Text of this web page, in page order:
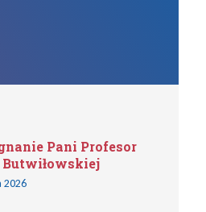
Pani Profesor
2026